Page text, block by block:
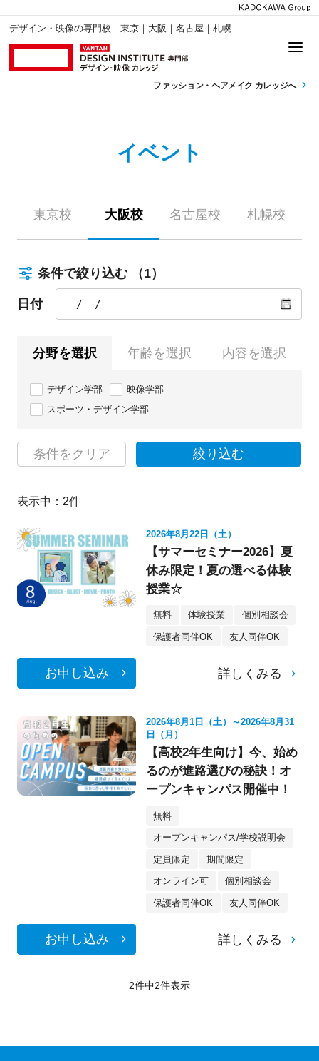
デザイン・映像の専門校 東京｜大阪｜名古屋｜札幌
ファッション・ ヘアメイク カレッジへ
イベント
東京校 大阪校 名古屋校 札幌校
条件で絞り込む （1）
日付
分野を選択 年齢を選択 内容を選択
デザイン学部
映像学部
スポーツ・デザイン学部
条件をクリア 絞り込む
表示中： 2件
2026年8月22日（土）
【サマーセミナー2026】夏
休み限定！夏の選べる体験
授業☆
無料 体験授業 個別相談会
保護者同伴OK 友人同伴OK
お申し込み 詳しくみる
2026年8月1日（土）～2026年8月31
日（月）
【高校2年生向け】今、始め
るのが進路選びの秘訣！オ
ープンキャンパス開催中！
無料
オープンキャンパス/学校説明会
定員限定 期間限定
オンライン可 個別相談会
保護者同伴OK 友人同伴OK
お申し込み 詳しくみる
2件中2件表示